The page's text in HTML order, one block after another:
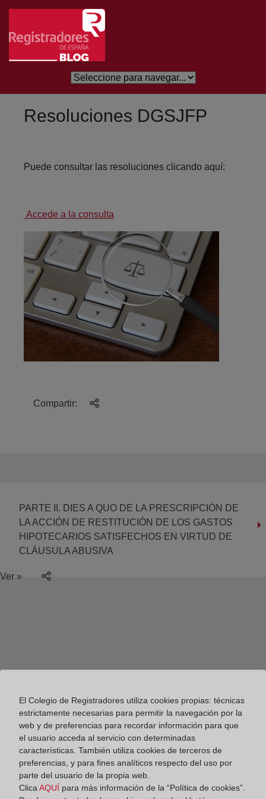
Saltar al contenido principal
Resoluciones DGSJFP
Puede consultar las resoluciones clicando aquí:
Accede a la consulta
Compartir:
PARTE II. DIES A QUO DE LA PRESCRIPCIÓN DE
LA ACCIÓN DE RESTITUCIÓN DE LOS GASTOS
HIPOTECARIOS SATISFECHOS EN VIRTUD DE
CLÁUSULA ABUSIVA
Ver »
Colegio de Registradores
El Colegio de Registradores utiliza cookies propias: técnicas
estrictamente necesarias para permitir la navegación por la
web y de preferencias para recordar información para que
el usuario acceda al servicio con determinadas
características. También utiliza cookies de terceros de
preferencias, y para fines analíticos respecto del uso por
parte del usuario de la propia web.
Clica AQUÍ para más información de la “Política de cookies”.